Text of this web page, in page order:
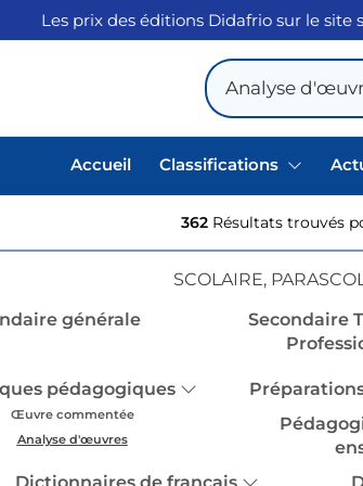
Les prix des éditions Didafrio sur le
Accueil Classifications
362 Résultats trouvés
SCOLAIRE,
générale
Secondaire
pédagogiques
Œuvre commentée
Analyse d'œuvres
Dictionnaires de français